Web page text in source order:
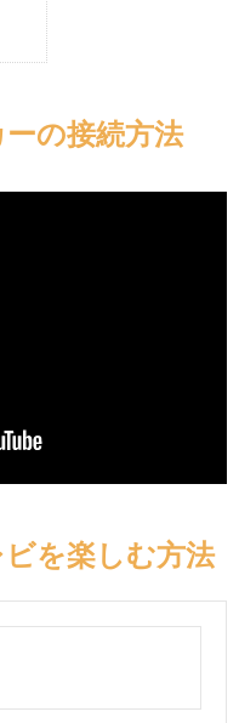
ーの接続方法
ビを楽しむ方法